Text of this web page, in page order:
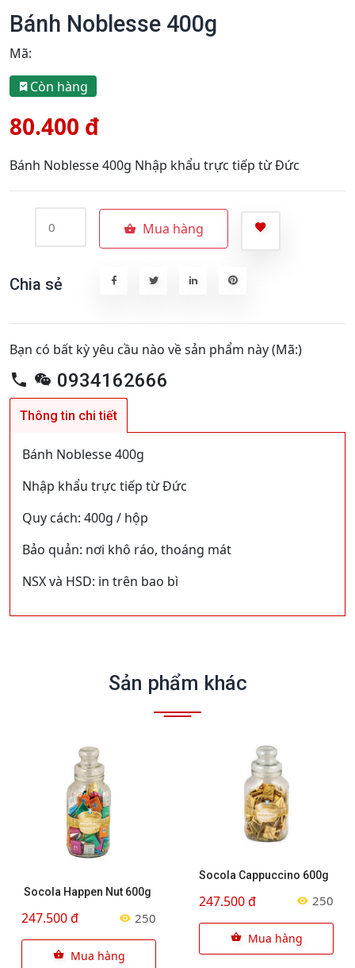
Bánh Noblesse 400g
Mã:
Còn hàng
80.400 đ
Bánh Noblesse 400g Nhập khẩu trực tiếp từ Đức
Mua hàng
Chia sẻ
Bạn có bất kỳ yêu cầu nào về sản phẩm này (Mã:)
0934162666
Thông tin chi tiết
Bánh Noblesse 400g
Nhập khẩu trực tiếp từ Đức
Quy cách: 400g / hộp
Bảo quản: nơi khô ráo, thoáng mát
NSX và HSD: in trên bao bì
Sản phẩm khác
Socola Happen Nut 600g
247.500 đ 250
Mua hàng
Socola Cappuccino 600g
247.500 đ 250
Mua hàng